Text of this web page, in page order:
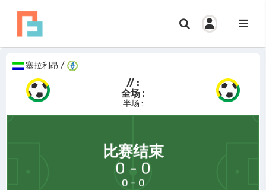
塞拉利昂 /
// :
全场 :
半场 :
比赛结束
0 - 0
0 - 0